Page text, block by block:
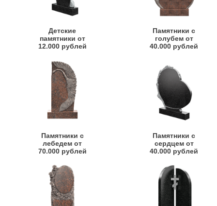
Детские
памятники от
12.000 рублей
Памятники с
голубем от
40.000 рублей
Памятники с
лебедем от
70.000 рублей
Памятники с
сердцем от
40.000 рублей